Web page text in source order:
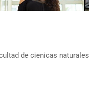
de cienicas naturales